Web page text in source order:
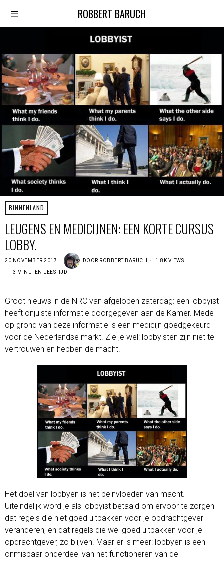
ROBBERT BARUCH
BINNENLAND
LEUGENS EN MEDICIJNEN: EEN KORTE CURSUS
LOBBY.
20 NOVEMBER 2017 DOOR ROBBERT BARUCH 1.8K VIEWS
3 MINUTEN LEESTIJD
Groot nieuws in de NRC van afgelopen zaterdag: een lobbyist
heeft onjuiste informatie doorgegeven aan de Kamer. Mede
op grond van deze informatie is een medicijn goedgekeurd
voor de Nederlandse markt. Zie je wel: lobbyisten zijn niet te
vertrouwen en hebben de macht.
Het doel van lobbyen is het beïnvloeden van macht.
Uiteindelijk word je als lobbyist betaald om ervoor te zorgen
dat regels die niet goed uitpakken voor je opdrachtgever
veranderen, en dat regels die wel goed uitpakken voor je
opdrachtgever, zo blijven. Maar er is meer: lobbyen is een
onmisbaar onderdeel van het functioneren van de